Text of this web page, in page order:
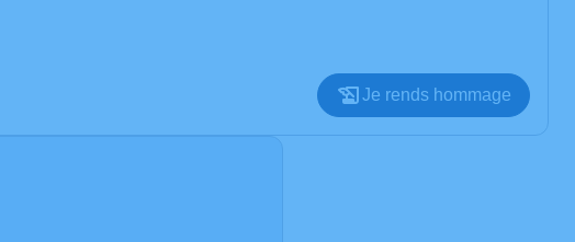
Je rends hommage